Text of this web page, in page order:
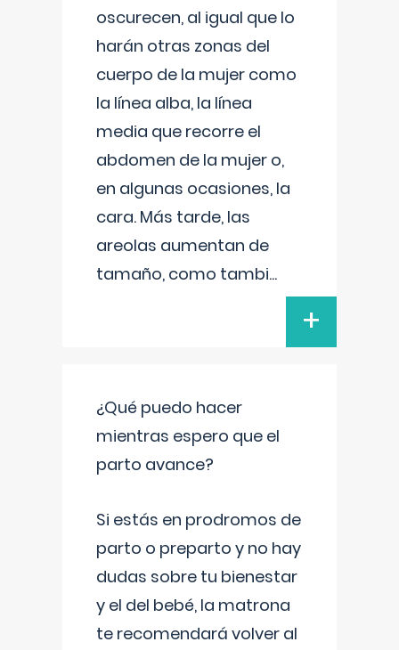
oscurecen, al igual que lo
harán otras zonas del
cuerpo de la mujer como
la línea alba, la línea
media que recorre el
abdomen de la mujer o,
en algunas ocasiones, la
cara. Más tarde, las
areolas aumentan de
tamaño, como tambi...
+
¿Qué puedo hacer
mientras espero que el
parto avance?
Si estás en prodromos de
parto o preparto y no hay
dudas sobre tu bienestar
y el del bebé, la matrona
te recomendará volver al